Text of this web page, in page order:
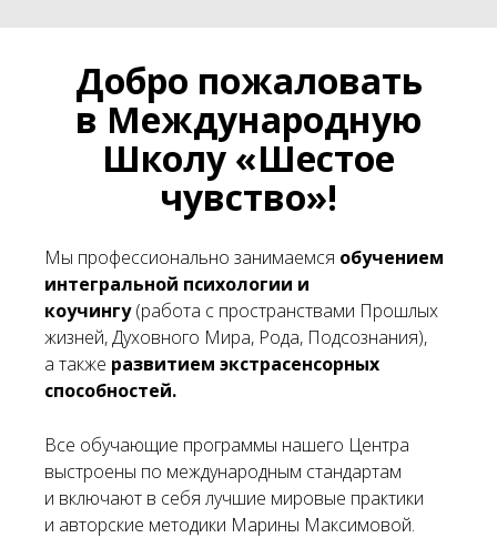
Добро пожаловать
в Международную
Школу «Шестое
чувство»!
Мы профессионально занимаемся обучением
интегральной психологии и
коучингу(работа с пространствами Прошлых
жизней, Духовного Мира, Рода, Подсознания),
а также развитием экстрасенсорных
способностей.
Все обучающие программы нашего Центра
выстроены по международным стандартам
и включают в себя лучшие мировые практики
и авторские методики Марины Максимовой.